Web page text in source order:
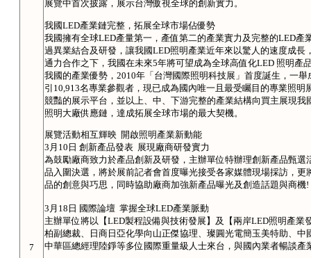
7
展覽中首次披露，展示台灣傲視全球的創新實力。
我國LED產業鏈完整，拓展全球市場佔優勢
我國擁有全球LED產量第一，產值第二的產業實力及完整的LED
過異業結合及研發，讓我國LED照明產業近年來以驚人的速度成
通力合作之下，我國在未來5年將可望成為全球高值化LED 照明產
我國的產業優勢，2010年「台灣國際照明科技展」首度誕生，一
引10,913名專業參觀者，現已成為國內唯一且最受矚目的專業照
競豔的展示平台，並以上、中、下游完整的產業結構向買主展現
照明大廠供應鏈，達成拓展全球市場的最大契機。
展覽活動相互輝映 開啟照明產業新動能
3月10日 創新產品發表 展現廠商研發實力
為鼓勵廠商致力於產品創新及研發，主辦單位特辦理創新產品甄
品入圍決選，將於展前記者會首度曝光接受各家媒體現場採訪，
品的創意與巧思，同時協助廠商加強新產品曝光及創造話題與商機!
3月18日 國際論壇 掌握全球LED產業脈動
主辦單位將以【LED製程設備與技術發展】及【兩岸LED照明產
柏副總裁、日商日亞化學向山正傑協理、璨圓光電簡玉美特助、
中華區總經理陸錚等多位國際重量級人士來台，與國內業者暢談產